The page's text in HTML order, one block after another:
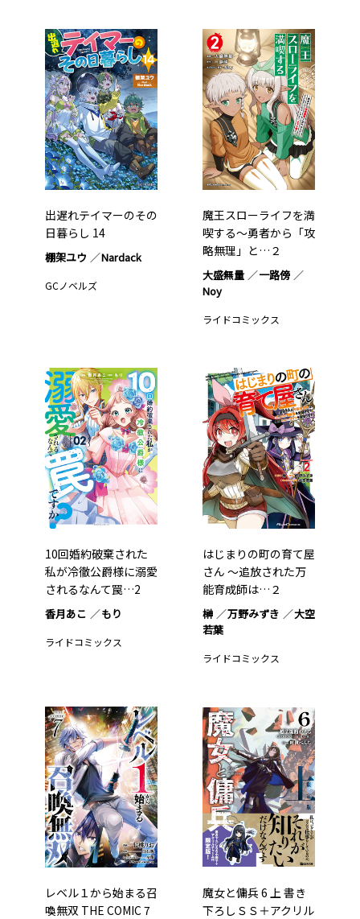
出遅れテイマーのその
日暮らし 14
棚架ユウ Nardack
GCノベルズ
魔王スローライフを満
喫する～勇者から「攻
略無理」と…２
大盛無量
一路傍
Noy
ライドコミックス
10回婚約破棄された
私が冷徹公爵様に溺愛
されるなんて罠…2
香月あこ もり
ライドコミックス
はじまりの町の育て屋
さん ～追放された万
能育成師は…２
榊 万野みずき
大空
若葉
ライドコミックス
レベル１から始まる召
喚無双 THE COMIC 7
魔女と傭兵 6 上 書き
下ろしＳＳ＋アクリル